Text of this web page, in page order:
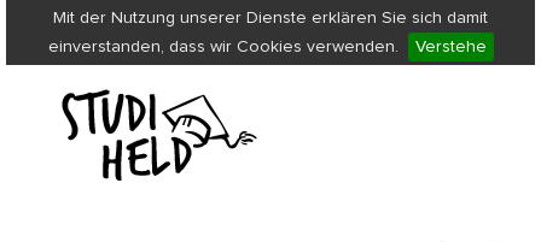
Mit der Nutzung unserer Dienste erklären Sie sich damit
einverstanden, dass wir Cookies verwenden.
Verstehe